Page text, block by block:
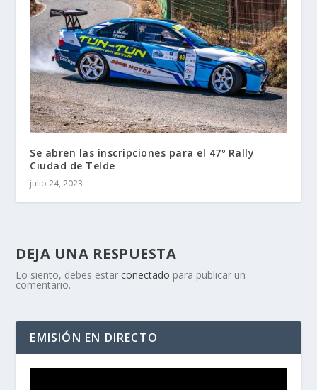
Se abren las inscripciones para el 47º Rally
Ciudad de Telde
julio 24, 2023
DEJA UNA RESPUESTA
Lo siento, debes estarconectado para publicar un
comentario.
EMISIÓN EN DIRECTO